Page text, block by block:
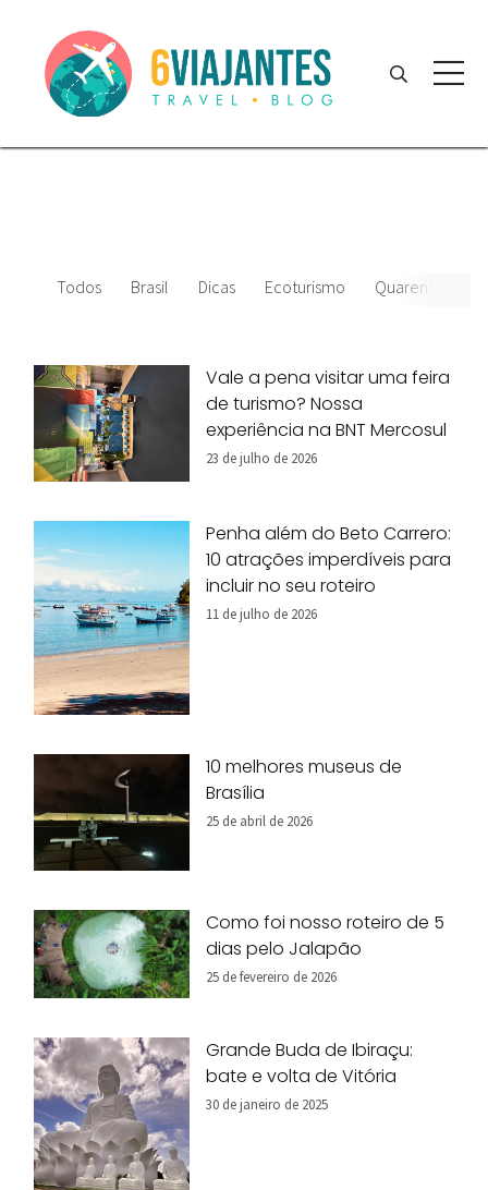
Todos Brasil Dicas Ecoturismo Quarentena
Vale a pena visitar uma feira
de turismo? Nossa
experiência na BNT Mercosul
23 de julho de 2026
Penha além do Beto Carrero:
10 atrações imperdíveis para
incluir no seu roteiro
11 de julho de 2026
10 melhores museus de
Brasília
25 de abril de 2026
Como foi nosso roteiro de 5
dias pelo Jalapão
25 de fevereiro de 2026
Grande Buda de Ibiraçu:
bate e volta de Vitória
30 de janeiro de 2025